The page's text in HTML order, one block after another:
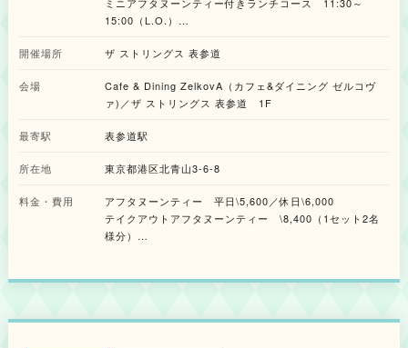
せ、桜色の彩りと春らしい味わいをぎゅっと詰め込んでいます。アフタヌー
ンティーの予約がなくても、『SAKURA Sweets Collection』の世界観を楽
しめます。 ◆季節限定ドリンク4種 桜色の彩りと春の高揚感をグラスに映
ロマンスティーを使用した上品な甘さのSAKURAストロベリーロイヤルミル
クティーをはじめ、美しいグラデーションが楽しめるSAKURAスパークル
や、桜シロップを忍ばせたグラスにスパークリングワインを注ぎ、ほのかな
た。ホット・アイス・炭酸・アルコールまで幅広く揃え、その日の気分やシ
堪能できます。 ・SAKURAストロベリーロイヤルミルクティー (HOT)
1,100円（税込） ・SAKURAスパークル 1,100円（税込） ・SAKURAブロ
ッサム1,210円（税込）※アルコールドリンク ◆期間限定の空間演出 店内に
は桜の装飾を施し、空間全体で春の訪れを感じられる演出が用意されます。
大切にしている“水”のイメージとも美しく調和します。さらに春には、窓越
ントの白身魚と菜の花のムース、春キャベツとじゃがいもの桜海老マリネな
ど、旬食材を使用した3種類がラアインアップ。見た目も味も春の訪れを楽
ットラテもオプションメニューで登場。ほのかないちごの風味も合わさった
プリフィックスに、アフタヌーンティースイーツ4品をデザートで提供する
ランチ&ディナーコースや、ご自宅やお花見などのお出かけ先でアフタヌー
ンティーを楽しめるテイクアウトも販売されます。 春の始まりのお祝いは
うららかな春を感じながら、アート桜の優美なデコレーションが施された
か。 ◆アフタヌーンティーメニュー ※店内・テイクアウト共通 ＜セイボ
ス いちごサルサ ・ピンクミニバーガー ＜スイーツ＞ ・ストロベリーパン
ナコッタ&桜ゼリー ・ベリーのエクレア ・ストロベリー&桜ムース ・いち
ごとベリーのタルト ・ピスタチオマカロン ・桜&ルビーチョコレートオペ
ョン メニュー ※店内限定 ・『桜&ストロベリーラテ』 ・『抹茶&ストロベ
トロベリーパンナコッタ&桜ゼリー／ストロベリー&桜ムース／桜&ルビーチ
ミニアフタヌーンティー付きランチコース 11:30～
15:00（L.O.）
20:00（L.O.）
開催場所 ザ ストリングス 表参道
会場
Cafe & Dining ZelkovA（カフェ&ダイニング ゼルコヴ
ァ)／ザ ストリングス 表参道 1F
最寄駅 表参道駅
所在地 東京都港区北青山3-6-8
料金・費用
アフタヌーンティー 平日\5,600／休日\6,000
テイクアウトアフタヌーンティー \8,400（1セット2名
様分）
オプションドリンク 『桜&ストロベリーラテ』『抹茶&ス